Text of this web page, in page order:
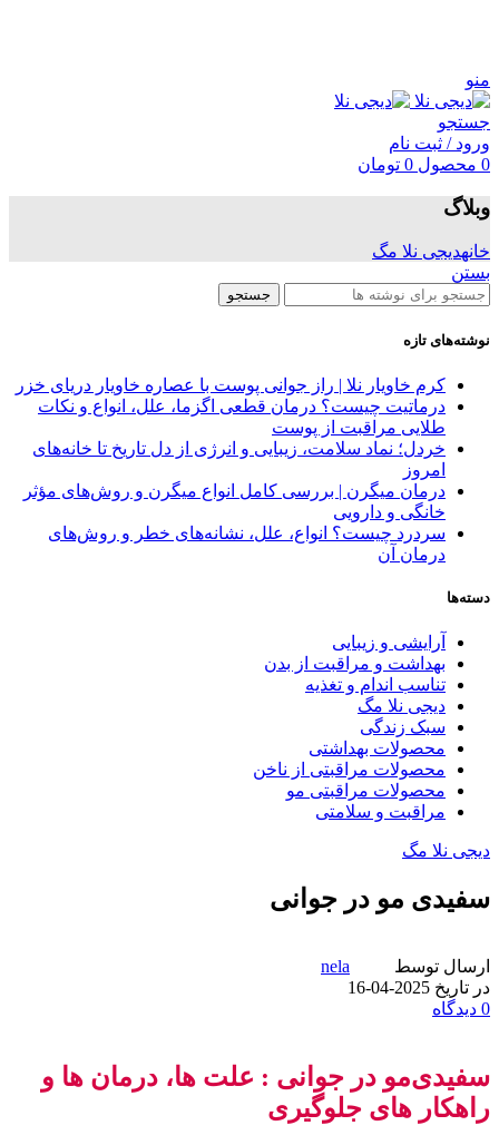
منو
جستجو
ورود / ثبت نام
0 محصول 0 تومان
وبلاگ
خانهدیجی نلا مگ
بستن
جستجو
نوشته‌های تازه
کرم خاویار نلا | راز جوانی پوست با عصاره خاویار دریای خزر
درماتیت چیست؟ درمان قطعی اگزما، علل، انواع و نکات
طلایی مراقبت از پوست
خردل؛ نماد سلامت، زیبایی و انرژی از دل تاریخ تا خانه‌های
امروز
درمان میگرن | بررسی کامل انواع میگرن و روش‌های مؤثر
خانگی و دارویی
سردرد چیست؟ انواع، علل، نشانه‌های خطر و روش‌های
درمان آن
دسته‌ها
آرایشی و زیبایی
بهداشت و مراقبت از بدن
تناسب اندام و تغذیه
دیجی نلا مگ
سبک زندگی
محصولات بهداشتی
محصولات مراقبتی از ناخن
محصولات مراقبتی مو
مراقبت و سلامتی
دیجی نلا مگ
سفیدی مو در جوانی
ارسال توسط
nela
در تاریخ 2025-04-16
0 دیدگاه
سفیدی‌مو در جوانی : علت ها، درمان ها و
راهکار های جلوگیری